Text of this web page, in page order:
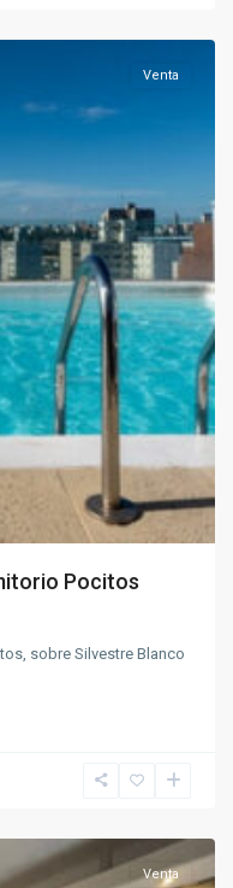
Venta
Pocitos
sobre Silvestre Blanco
Venta